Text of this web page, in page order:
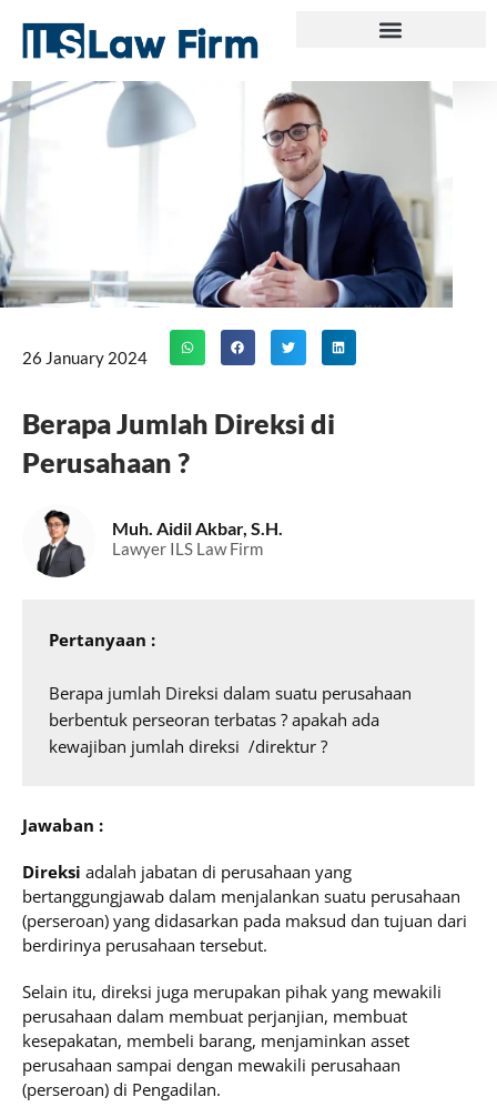
content
26 January 2024
Berapa Jumlah Direksi di
Perusahaan ?
Muh. Aidil Akbar, S.H.
Lawyer ILS Law Firm
Berapa jumlah Direksi dalam suatu perusahaan
berbentuk perseoran terbatas ? apakah ada
kewajiban jumlah direksi  /direktur ?
Jawaban :
Direksi adalah jabatan di perusahaan yang
bertanggungjawab dalam menjalankan suatu perusahaan
(perseroan) yang didasarkan pada maksud dan tujuan dari
berdirinya perusahaan tersebut.
Selain itu, direksi juga merupakan pihak yang mewakili
perusahaan dalam membuat perjanjian, membuat
kesepakatan, membeli barang, menjaminkan asset
perusahaan sampai dengan mewakili perusahaan
(perseroan) di Pengadilan.